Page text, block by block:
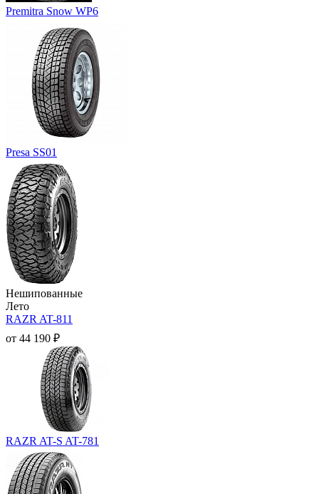
Premitra Snow WP6
Presa SS01
Нешипованные
Лето
RAZR AT-811
от 44 190 ₽
RAZR AT-S AT-781